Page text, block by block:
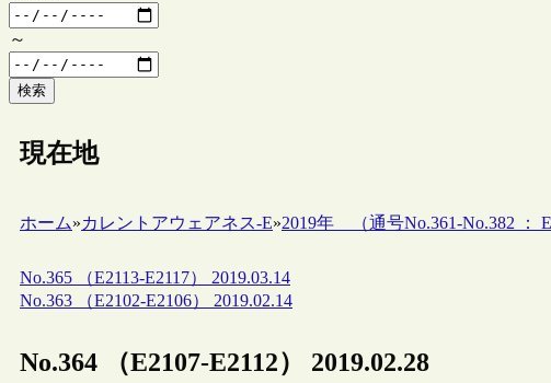
～
検索
現在地
ホーム»カレントアウェアネス-E»2019年 （通号No.361-No.382 ：
No.365 （E2113-E2117） 2019.03.14
No.363 （E2102-E2106） 2019.02.14
No.364 （E2107-E2112） 2019.02.28